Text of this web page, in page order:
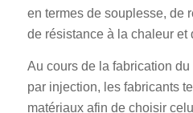
en termes de souplesse, de
de résistance à la chaleur et
Au cours de la fabrication
par injection, les fabricants
matériaux afin de choisir